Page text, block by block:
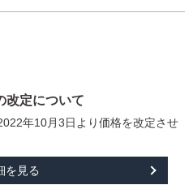
改定について
年10月3日より価格を改定させ
を見る